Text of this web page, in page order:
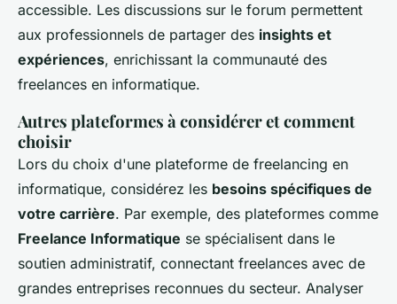
accessible. Les discussions sur le forum permettent
aux professionnels de partager des insights et
expériences, enrichissant la communauté des
freelances en informatique.
Autres plateformes à considérer et comment
choisir
Lors du choix d'une plateforme de freelancing en
informatique, considérez les besoins spécifiques de
votre carrière. Par exemple, des plateformes comme
Freelance Informatique se spécialisent dans le
soutien administratif, connectant freelances avec de
grandes entreprises reconnues du secteur. Analyser